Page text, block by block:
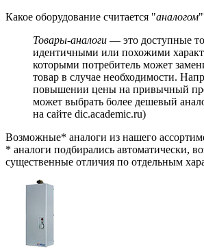
Какое оборудование считается "аналогом
Товары-аналоги — это доступные
идентичными или похожими
которыми потребитель может
товар в случае необходимости.
повышении цены на привычный
может выбрать более дешевый
на сайте dic.academic.ru)
Возможные* аналоги из нашего
* аналоги подбирались автоматически,
существенные отличия по отдельным